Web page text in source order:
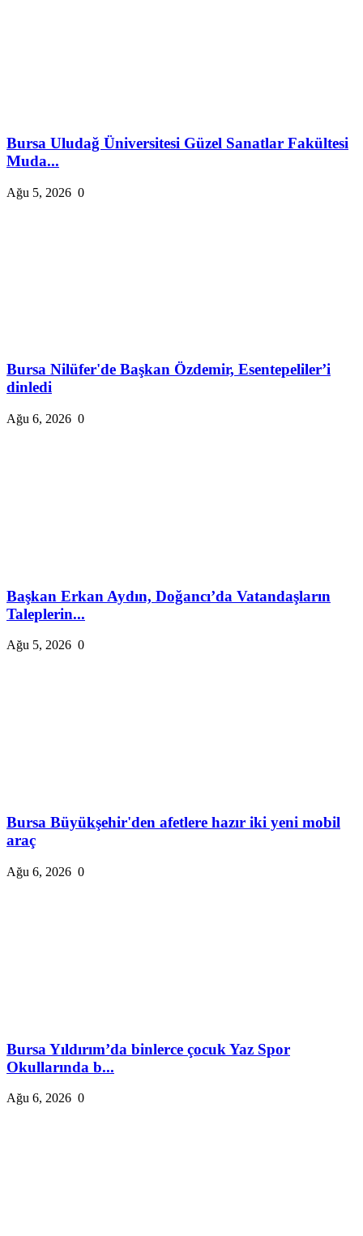
Bursa Uludağ Üniversitesi Güzel Sanatlar Fakültesi
Muda...
Ağu 5, 2026 0
Bursa Nilüfer'de Başkan Özdemir, Esentepeliler’i
dinledi
Ağu 6, 2026 0
Başkan Erkan Aydın, Doğancı’da Vatandaşların
Taleplerin...
Ağu 5, 2026 0
Bursa Büyükşehir'den afetlere hazır iki yeni mobil
araç
Ağu 6, 2026 0
Bursa Yıldırım’da binlerce çocuk Yaz Spor
Okullarında b...
Ağu 6, 2026 0